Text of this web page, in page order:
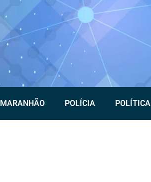
MARANHÃO POLÍCIA POLÍTICA